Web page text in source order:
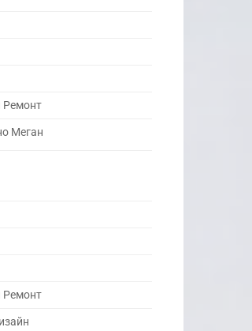
Ремонт
Меган
Ремонт